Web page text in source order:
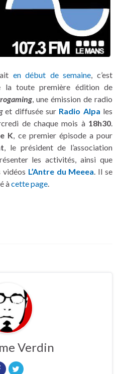
en début de semaine, c’est
la toute première édition de
, une émission de radio
et diffusée sur Radio Alpa les
de chaque mois à 18h30.
K, ce premier épisode a pour
, le président de l’association
les activités, ainsi que
vidéos L’Antre du Meeea. Il se
àcette page.
Verdin